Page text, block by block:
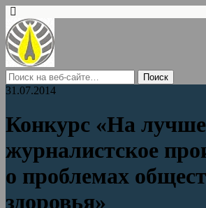
31.07.2014
Конкурс «На
журналистское
о проблемах
здоровья»